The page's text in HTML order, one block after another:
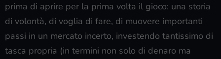
prima di aprire per la prima volta il gioco: una storia
di volontà, di voglia di fare, di muovere importanti
passi in un mercato incerto, investendo tantissimo di
tasca propria (in termini non solo di denaro ma